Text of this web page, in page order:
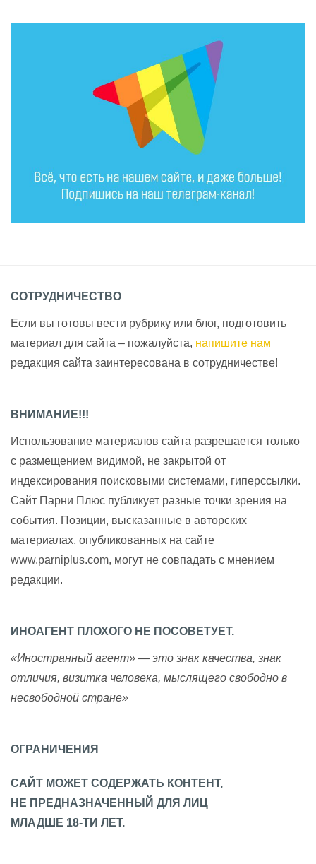
СОТРУДНИЧЕСТВО
Если вы готовы вести рубрику или блог, подготовить
материал для сайта – пожалуйста, напишите нам
редакция сайта заинтересована в сотрудничестве!
ВНИМАНИЕ!!!
Использование материалов сайта разрешается только
с размещением видимой, не закрытой от
индексирования поисковыми системами, гиперссылки.
Сайт Парни Плюс публикует разные точки зрения на
события. Позиции, высказанные в авторских
материалах, опубликованных на сайте
www.parniplus.com, могут не совпадать с мнением
редакции.
ИНОАГЕНТ ПЛОХОГО НЕ ПОСОВЕТУЕТ.
«Иностранный агент» — это знак качества, знак
отличия, визитка человека, мыслящего свободно в
несвободной стране»
ОГРАНИЧЕНИЯ
САЙТ МОЖЕТ СОДЕРЖАТЬ КОНТЕНТ,
НЕ ПРЕДНАЗНАЧЕННЫЙ ДЛЯ ЛИЦ
МЛАДШЕ 18-ТИ ЛЕТ.